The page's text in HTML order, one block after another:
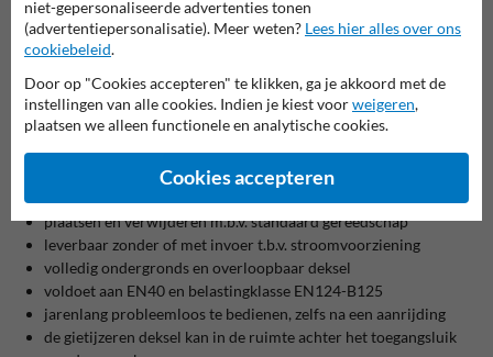
Verkeersbordbeugel standaard
(set 2 stuks) Ø48mm
PipeLock grondpotten
Unieke eigenschappen en voordelen van PipeLock grondpotten
plaatsen en verwijderen m.b.v. standaard gereedschap
leverbaar zonder of met invoer t.b.v. stroomvoorziening
volledig ondergronds en overloopbaar deksel
voldoet aan EN40 en belastingklasse EN124-B125
jarenlang probleemloos te bedienen, zelfs na een aanrijding
de gietijzeren deksel kan in de ruimte achter het toegangsluik
niet-gepersonaliseerde advertenties tonen
(advertentiepersonalisatie). Meer weten? Lees hier alles over ons
cookiebeleid.
Door op "Cookies accepteren" te klikken, ga je akkoord met de
instellingen van alle cookies. Indien je kiest voorweigeren,
plaatsen we alleen functionele en analytische cookies.
Cookies accepteren